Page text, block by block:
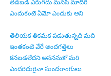
తడబడి ఎరుగదు మనసీ మాదిరి
ఎందుకంటె ఏమో ఎందుకు అని
తెలియక తికమక పడుతున్నది మది
ఇంతకంటె వేరే అందగత్తెలు
కనబడలేదని అనననుకో మరి
ఎందరెదురైనా సుందరాంగులు